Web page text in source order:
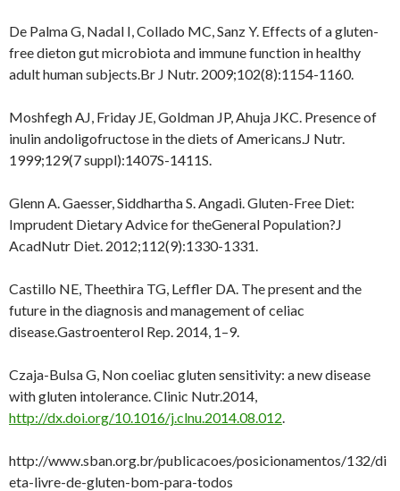
De Palma G, Nadal I, Collado MC, Sanz Y. Effects of a gluten-
free dieton gut microbiota and immune function in healthy
adult human subjects.Br J Nutr. 2009;102(8):1154-1160.
Moshfegh AJ, Friday JE, Goldman JP, Ahuja JKC. Presence of
inulin andoligofructose in the diets of Americans.J Nutr.
1999;129(7 suppl):1407S-1411S.
Glenn A. Gaesser, Siddhartha S. Angadi. Gluten-Free Diet:
Imprudent Dietary Advice for theGeneral Population?J
AcadNutr Diet. 2012;112(9):1330-1331.
Castillo NE, Theethira TG, Leffler DA. The present and the
future in the diagnosis and management of celiac
disease.Gastroenterol Rep. 2014, 1–9.
Czaja-Bulsa G, Non coeliac gluten sensitivity: a new disease
with gluten intolerance. Clinic Nutr.2014,
http://dx.doi.org/10.1016/j.clnu.2014.08.012
http://www.sban.org.br/publicacoes/posicionamentos/132/di
eta-livre-de-gluten-bom-para-todos